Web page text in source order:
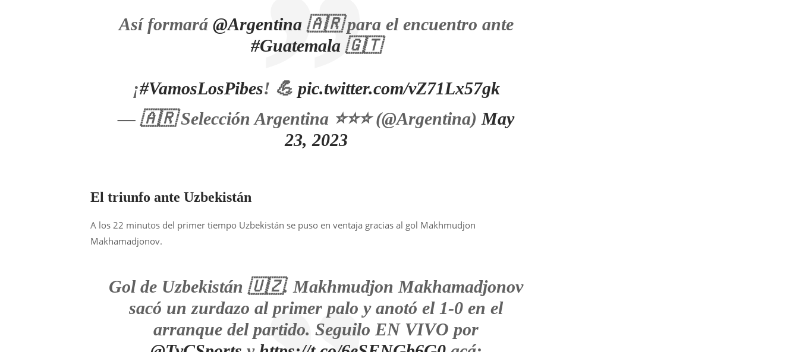
Así formará @Argentina🇦🇷 para el encuentro ante
#Guatemala 🇬🇹
¡#VamosLosPibes! 💪 pic.twitter.com/vZ71Lx57gk
— 🇦🇷 Selección Argentina ⭐⭐⭐ (@Argentina)May
23, 2023
El triunfo ante Uzbekistán
A los 22 minutos del primer tiempo Uzbekistán se puso en ventaja gracias al gol Makhmudjon
Makhamadjonov.
Gol de Uzbekistán 🇺🇿. Makhmudjon Makhamadjonov
sacó un zurdazo al primer palo y anotó el 1-0 en el
arranque del partido. Seguilo EN VIVO por